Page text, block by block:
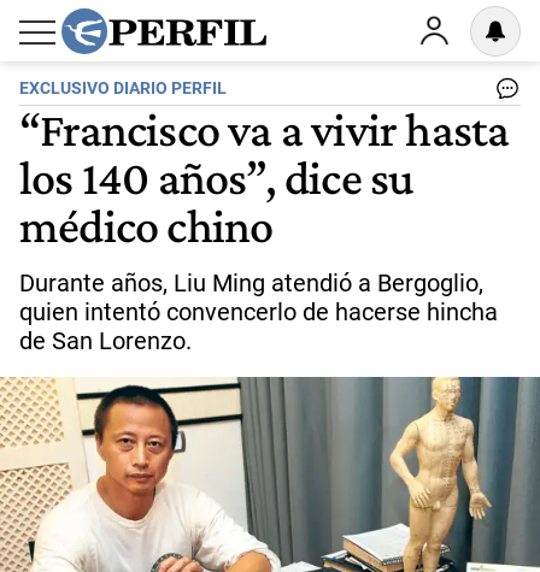
EXCLUSIVO DIARIO PERFIL
“Francisco va a vivir hasta
los 140 años”, dice su
médico chino
Durante años, Liu Ming atendió a Bergoglio,
quien intentó convencerlo de hacerse hincha
de San Lorenzo.